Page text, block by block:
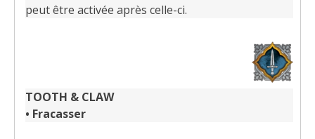
peut être activée après celle-ci.
TOOTH & CLAW
• Fracasser